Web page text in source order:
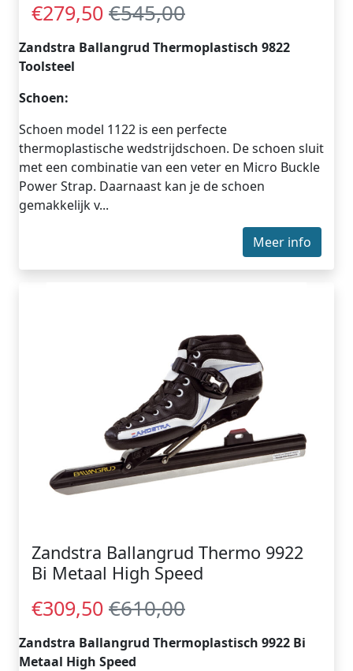
€279,50 €545,00
Zandstra Ballangrud Thermoplastisch 9822
Toolsteel
Schoen:
Schoen model 1122 is een perfecte
thermoplastische wedstrijdschoen. De schoen sluit
met een combinatie van een veter en Micro Buckle
Power Strap. Daarnaast kan je de schoen
gemakkelijk v...
Meer info
Zandstra Ballangrud Thermo 9922
Bi Metaal High Speed
€309,50 €610,00
Zandstra Ballangrud Thermoplastisch 9922 Bi
Metaal High Speed